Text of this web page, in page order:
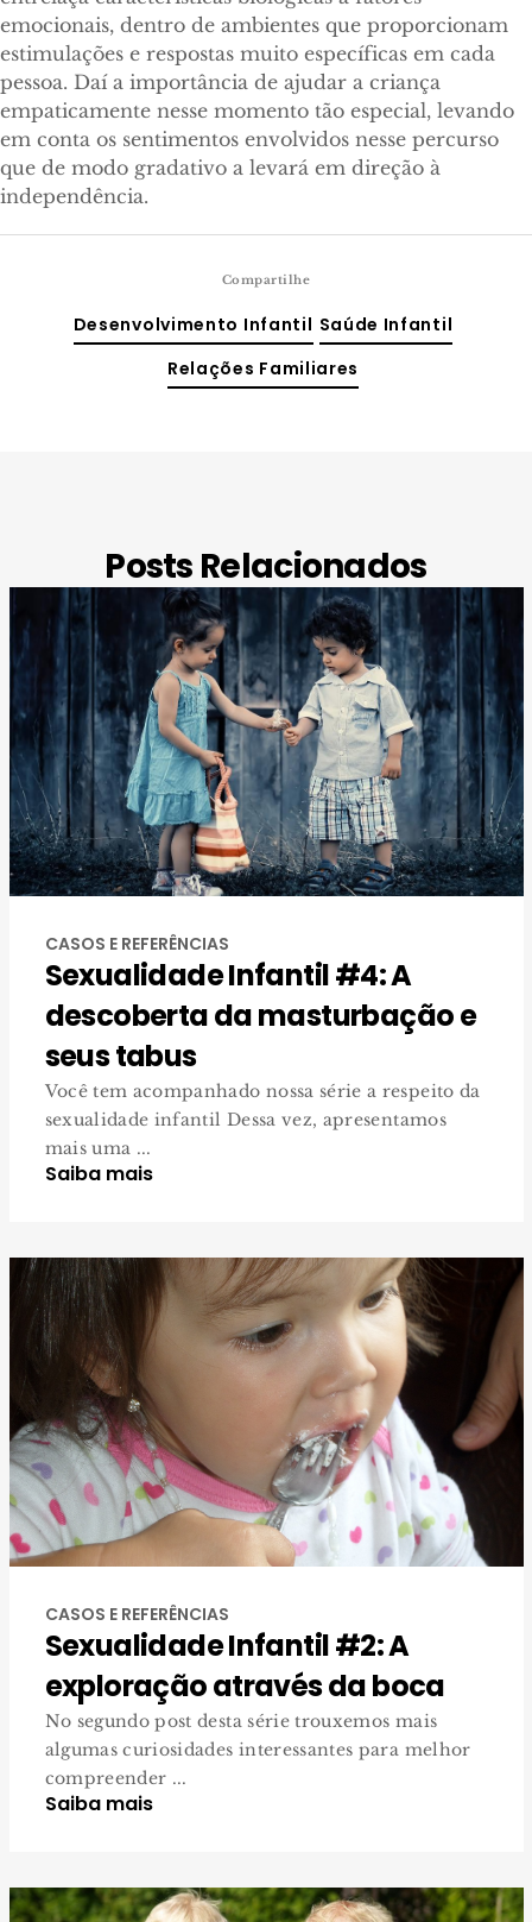
emocionais, dentro de ambientes que proporcionam
estimulações e respostas muito específicas em cada
pessoa. Daí a importância de ajudar a criança
empaticamente nesse momento tão especial, levando
em conta os sentimentos envolvidos nesse percurso
que de modo gradativo a levará em direção à
independência.
Compartilhe
Desenvolvimento Infantil Saúde Infantil
Relações Familiares
Posts Relacionados
CASOS E REFERÊNCIAS
Sexualidade Infantil #4: A
descoberta da masturbação e
seus tabus
Você tem acompanhado nossa série a respeito da
sexualidade infantil Dessa vez, apresentamos
mais uma ...
Saiba mais
CASOS E REFERÊNCIAS
Sexualidade Infantil #2: A
exploração através da boca
No segundo post desta série trouxemos mais
algumas curiosidades interessantes para melhor
compreender ...
Saiba mais